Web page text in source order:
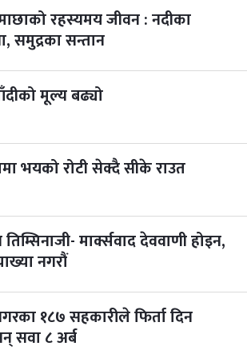
-Mar 22, 2027
७ महिना बाँकी
रहस्यमय जीवन : नदीका
समुद्रका सन्तान
मूल्य बढ्यो
भयको रोटी सेक्दै सीके राउत
मार्क्सवाद देववाणी होइन,
नगरौं
१८७ सहकारीले फिर्ता दिन
सवा ८ अर्ब